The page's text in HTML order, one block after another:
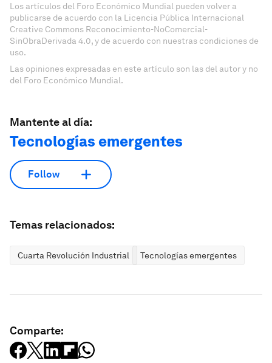
Los artículos del Foro Económico Mundial pueden volver a
publicarse de acuerdo con la Licencia Pública Internacional
Creative Commons Reconocimiento-NoComercial-
SinObraDerivada 4.0, y de acuerdo con nuestras condiciones de
uso.
Las opiniones expresadas en este artículo son las del autor y no
del Foro Económico Mundial.
Mantente al día:
Tecnologías emergentes
Follow
Temas relacionados:
Cuarta Revolución Industrial Tecnologías emergentes
Comparte: